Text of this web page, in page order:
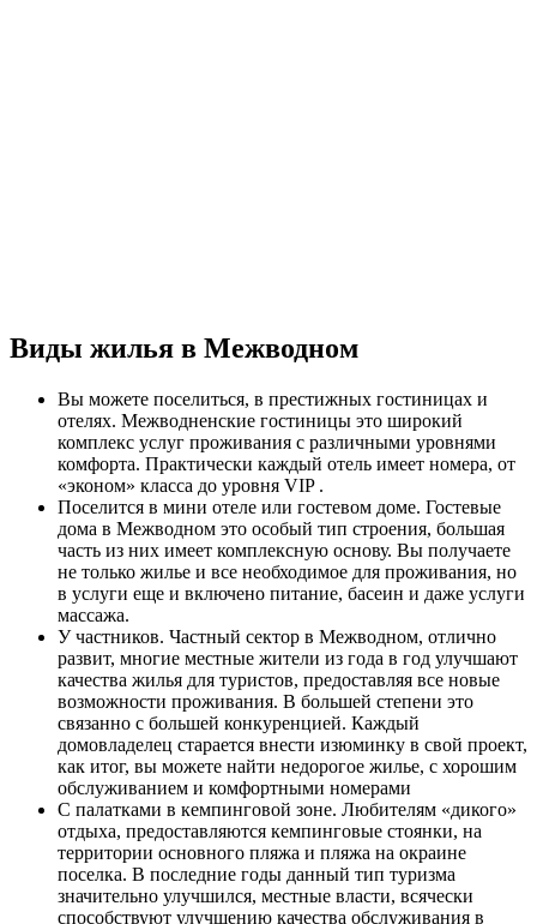
Виды жилья в Межводном
Вы можете поселиться, в престижных гостиницах и
отелях. Межводненские гостиницы это широкий
комплекс услуг проживания с различными уровнями
комфорта. Практически каждый отель имеет номера, от
«эконом» класса до уровня VIP .
Поселится в мини отеле или гостевом доме. Гостевые
дома в Межводном это особый тип строения, большая
часть из них имеет комплексную основу. Вы получаете
не только жилье и все необходимое для проживания, но
в услуги еще и включено питание, басеин и даже услуги
массажа.
У частников. Частный сектор в Межводном, отлично
развит, многие местные жители из года в год улучшают
качества жилья для туристов, предоставляя все новые
возможности проживания. В большей степени это
связанно с большей конкуренцией. Каждый
домовладелец старается внести изюминку в свой проект,
как итог, вы можете найти недорогое жилье, с хорошим
обслуживанием и комфортными номерами
С палатками в кемпинговой зоне. Любителям «дикого»
отдыха, предоставляются кемпинговые стоянки, на
территории основного пляжа и пляжа на окраине
поселка. В последние годы данный тип туризма
значительно улучшился, местные власти, всячески
способствуют улучшению качества обслуживания в